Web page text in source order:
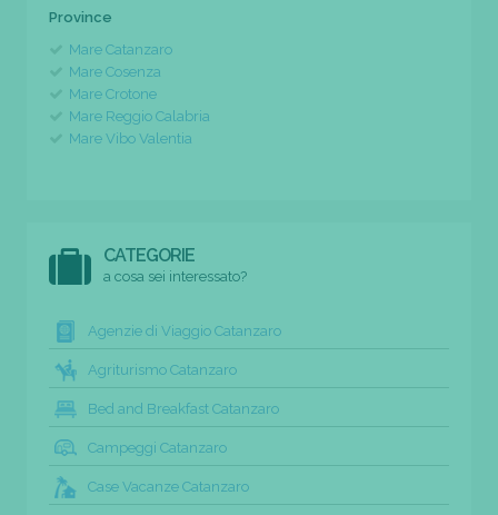
Province
Mare Catanzaro
Mare Cosenza
Mare Crotone
Mare Reggio Calabria
Mare Vibo Valentia
CATEGORIE
a cosa sei interessato?
Agenzie di Viaggio Catanzaro
Agriturismo Catanzaro
Bed and Breakfast Catanzaro
Campeggi Catanzaro
Case Vacanze Catanzaro